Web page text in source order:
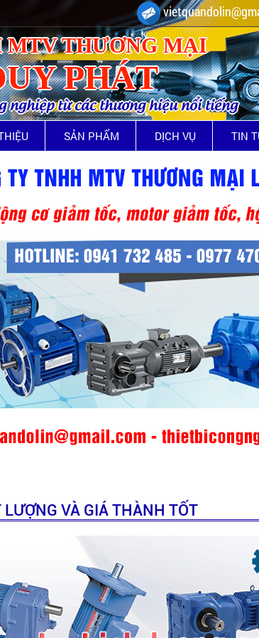
MTV THƯƠNG MẠI
PHÁT
nghiệp từ các thương hiệu nổi tiếng
SẢN PHẨM DỊCH VỤ TIN
VÀ GIÁ THÀNH TỐT